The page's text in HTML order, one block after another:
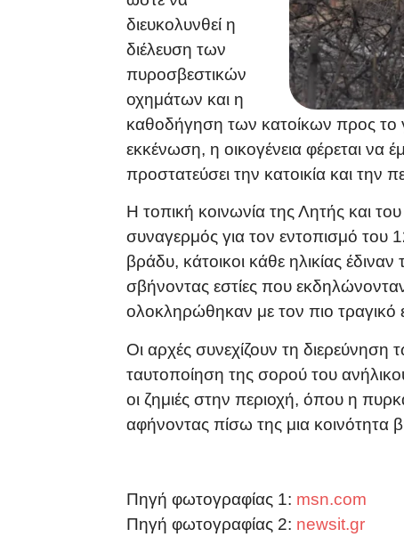
διευκολυνθεί η
διέλευση των
πυροσβεστικών
οχημάτων και η
καθοδήγηση των κατοίκων προς το
εκκένωση, η οικογένεια φέρεται να
προστατεύσει την κατοικία και την
Η τοπική κοινωνία της Λητής και
συναγερμός για τον εντοπισμό του
βράδυ, κάτοικοι κάθε ηλικίας
σβήνοντας εστίες που
ολοκληρώθηκαν με τον πιο
Οι αρχές συνεχίζουν τη
ταυτοποίηση της σορού του
οι ζημιές στην περιοχή, όπου η
αφήνοντας πίσω της μια κοινότητα
Πηγή φωτογραφίας 1: msn.com
Πηγή φωτογραφίας 2: newsit.gr